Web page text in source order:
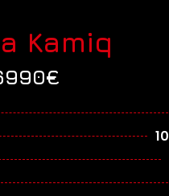
Kamiq